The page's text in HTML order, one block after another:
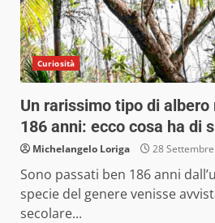
Curiosità
Un rarissimo tipo di
186 anni: ecco cosa ha di
Michelangelo Loriga 28
Sono passati ben 186 anni
specie del genere venisse
secolare...